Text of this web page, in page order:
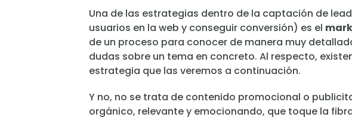
Una de las estrategias dentro de la captación de
usuarios en la web y conseguir conversión) es el
de un proceso para conocer de manera muy
dudas sobre un tema en concreto. Al respecto,
estrategia que las veremos a continuación.
Y no, no se trata de contenido promocional o
orgánico, relevante y emocionando, que toque la